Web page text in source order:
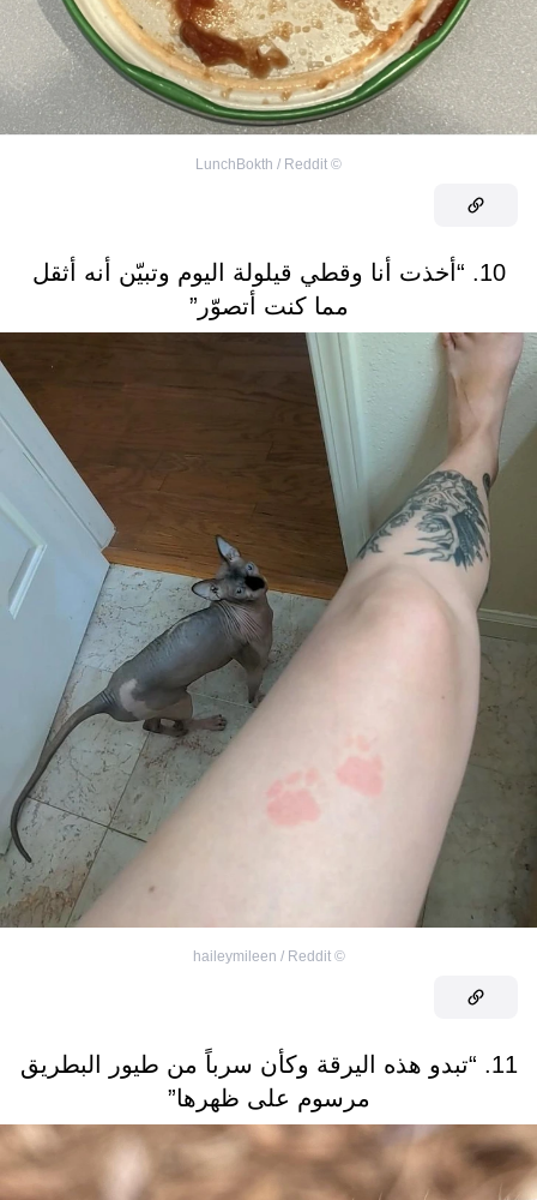
©
LunchBokth / Reddit
10. “أخذت أنا وقطي قيلولة اليوم وتبيّن أنه أثقل
مما كنت أتصوّر”
©
haileymileen / Reddit
11. “تبدو هذه اليرقة وكأن سرباً من طيور البطريق
مرسوم على ظهرها”